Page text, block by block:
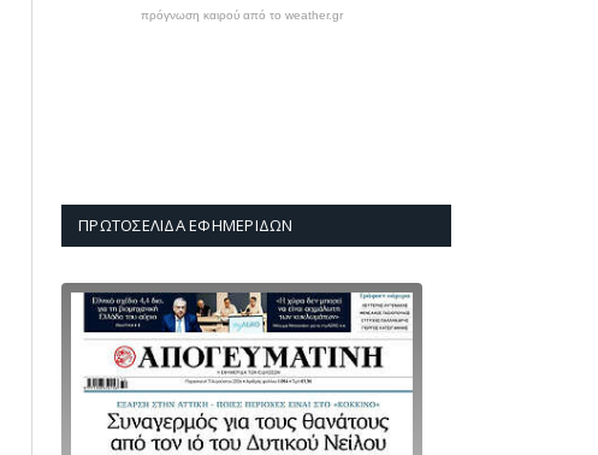
πρόγνωση καιρού από το weather.gr
ΠΡΩΤΟΣΈΛΙΔΑ ΕΦΗΜΕΡΊΔΩΝ